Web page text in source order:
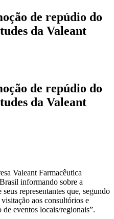
de repúdio do
da Valeant
de repúdio do
da Valeant
Valeant Farmacêutica
informando sobre a
representantes que, segundo
aos consultórios e
eventos locais/regionais”.